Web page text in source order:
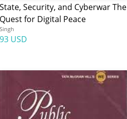
State, Security, and Cyberwar The
Quest for Digital Peace
Singh
93 USD